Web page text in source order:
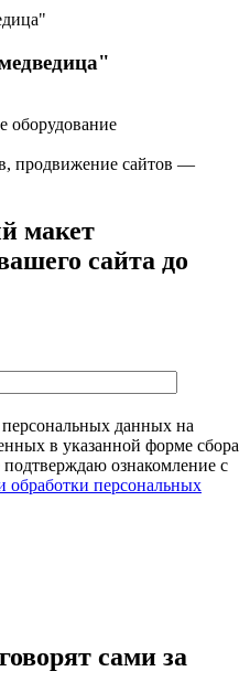
оборудование
макет
сайта до
данных на
в указанной форме сбора
ознакомление с
обработки персональных
сами за